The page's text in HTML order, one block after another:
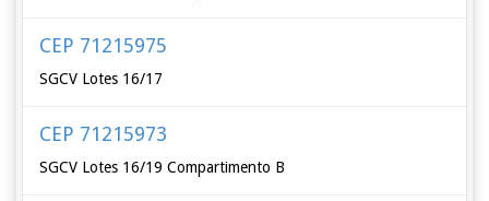
CEP 71215975
SGCV Lotes 16/17
CEP 71215973
SGCV Lotes 16/19 Compartimento B